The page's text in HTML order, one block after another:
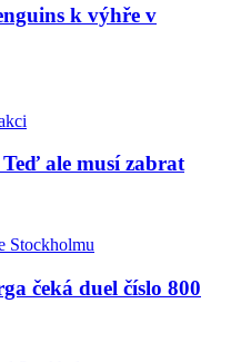
k výhře v
ale musí zabrat
čeká duel číslo 800